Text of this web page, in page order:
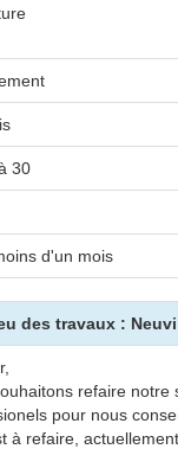
30
d'un mois
des travaux :
refaire
pour nous
à refaire,